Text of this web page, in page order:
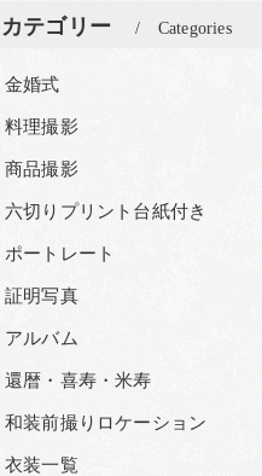
カテゴリー Categories
金婚式
料理撮影
商品撮影
六切りプリント台紙付き
ポートレート
証明写真
アルバム
還暦・喜寿・米寿
和装前撮りロケーション
衣装一覧